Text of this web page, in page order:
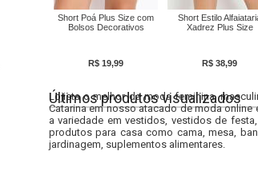
Short Poá Plus Size com
Bolsos Decorativos
R$ 19,99
Short Estilo
Xadrez Plus Size
R$ 38,99
Últimos produtos visualizados
Lojista o melhor da moda feminina,
Catarina em nosso atacado de moda
a variedade em vestidos, vestidos de
produtos para casa como cama, mesa,
jardinagem, suplementos alimentares.